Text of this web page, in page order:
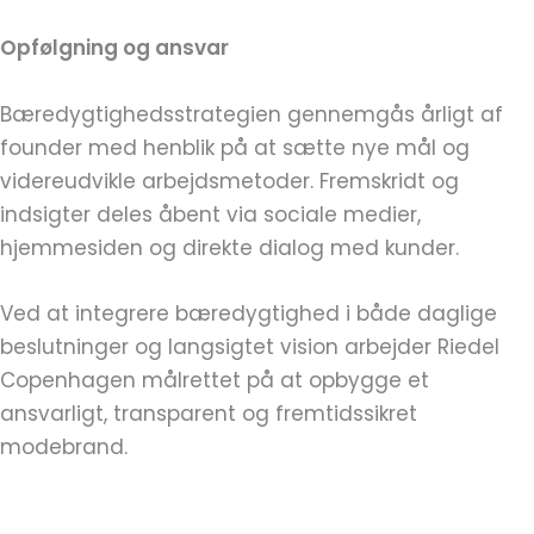
Opfølgning og ansvar
Bæredygtighedsstrategien gennemgås årligt af
founder med henblik på at sætte nye mål og
videreudvikle arbejdsmetoder. Fremskridt og
indsigter deles åbent via sociale medier,
hjemmesiden og direkte dialog med kunder.
Ved at integrere bæredygtighed i både daglige
beslutninger og langsigtet vision arbejder Riedel
Copenhagen målrettet på at opbygge et
ansvarligt, transparent og fremtidssikret
modebrand.